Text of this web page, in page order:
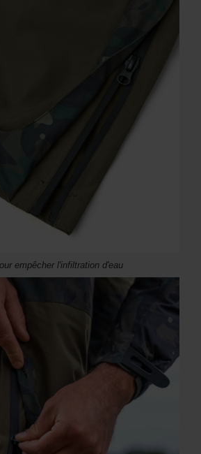
empêcher l'infiltration d'eau